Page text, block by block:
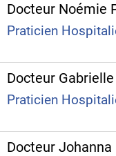
Praticien
Praticien